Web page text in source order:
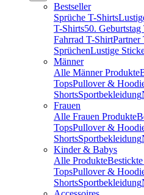
Bestseller
Sprüche T-Shirts
T-Shirts50. Geburtstag
Fahrrad T-ShirtPartner
SprüchenLustige
Männer
Alle Männer Produkte
TopsPullover &
ShortsSportbekleidung
Frauen
Alle Frauen Produkte
TopsPullover &
ShortsSportbekleidung
Kinder & Babys
Alle Produkte
TopsPullover &
ShortsSportbekleidung